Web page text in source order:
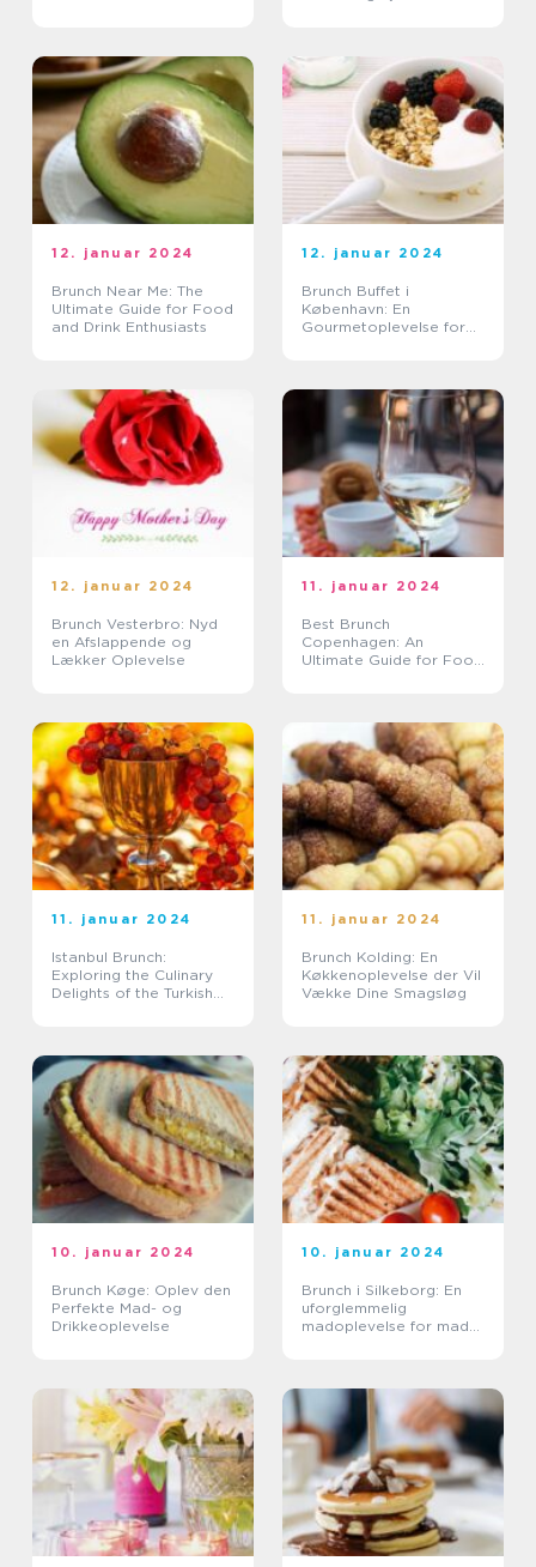
12. januar 2024
Brunch Near Me: The
Ultimate Guide for Food
and Drink Enthusiasts
12. januar 2024
Brunch Buffet i
København: En
Gourmetoplevelse for
12. januar 2024
Brunch Vesterbro: Nyd
en Afslappende og
Lækker Oplevelse
11. januar 2024
Best Brunch
Copenhagen: An
Ultimate Guide for Food
11. januar 2024
Istanbul Brunch:
Exploring the Culinary
Delights of the Turkish
11. januar 2024
Brunch Kolding: En
Køkkenoplevelse der Vil
Vække Dine Smagsløg
10. januar 2024
Brunch Køge: Oplev den
Perfekte Mad- og
Drikkeoplevelse
10. januar 2024
Brunch i Silkeborg: En
uforglemmelig
madoplevelse for mad-